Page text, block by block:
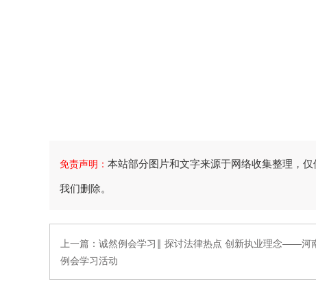
免责声明： 本站部分图片和文字来源于网络收集整理，
我们删除。
上一篇： 诚然例会学习‖ 探讨法律热点 创新执业理念——河
例会学习活动